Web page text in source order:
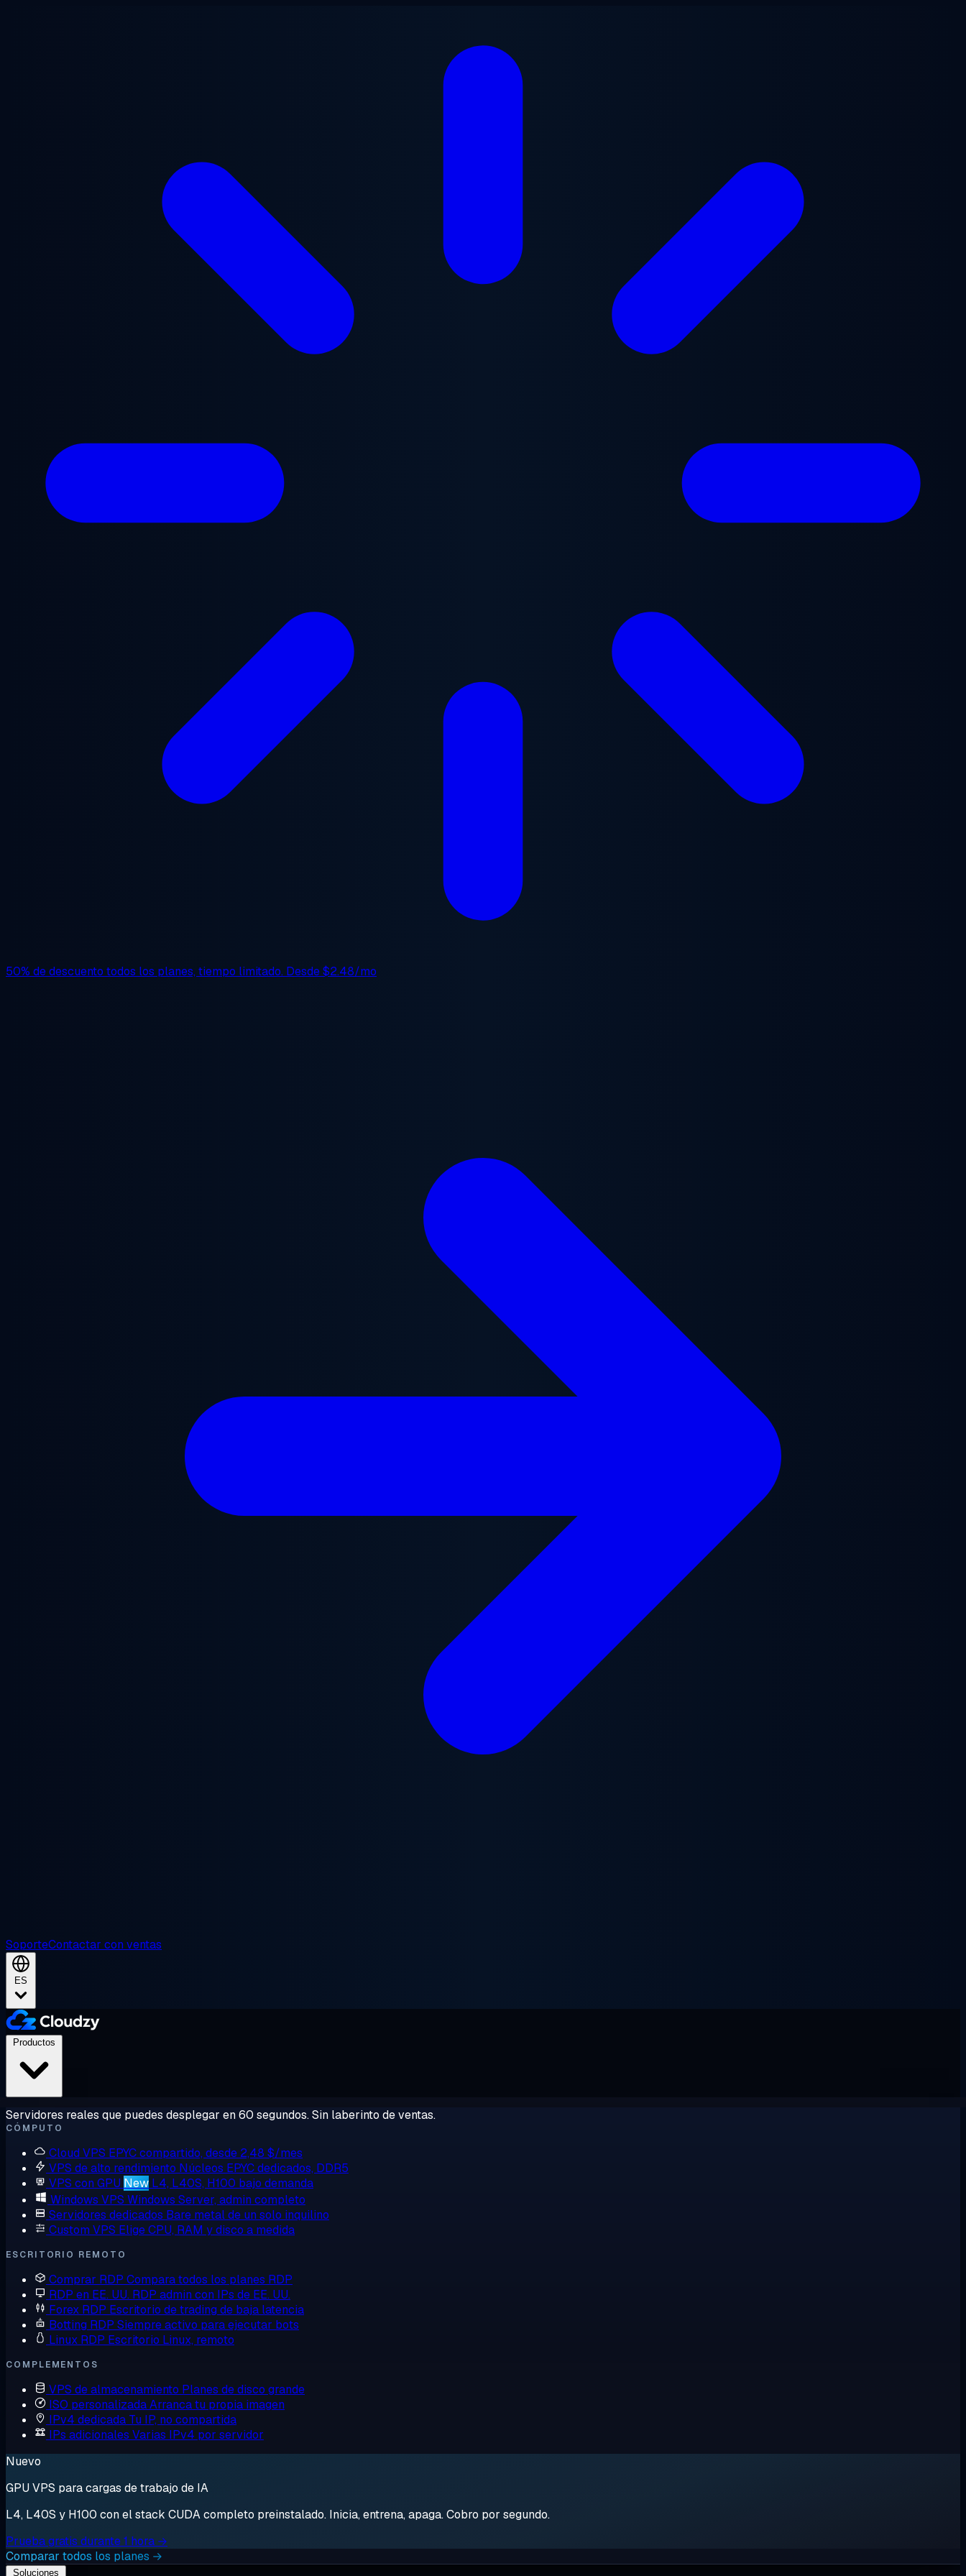
50% de descuento todos los planes, tiempo limitado. Desde$2.48/mo
SoporteContactar con ventas
ES
Servidores reales que puedes desplegar en 60 segundos. Sin laberinto de ventas.
CÓMPUTO
Cloud VPS EPYC compartido, desde 2,48 $/mes
VPS de alto rendimiento Núcleos EPYC dedicados, DDR5
VPS con GPU New L4, L40S, H100 bajo demanda
Windows VPS Windows Server, admin completo
Servidores dedicados Bare metal de un solo inquilino
Custom VPS Elige CPU, RAM y disco a medida
ESCRITORIO REMOTO
Comprar RDP Compara todos los planes RDP
RDP en EE. UU. RDP admin con IPs de EE. UU.
Forex RDP Escritorio de trading de baja latencia
Botting RDP Siempre activo para ejecutar bots
Linux RDP Escritorio Linux, remoto
COMPLEMENTOS
VPS de almacenamiento Planes de disco grande
ISO personalizadaArranca tu propia imagen
IPv4 dedicada Tu IP, no compartida
IPs adicionales Varias IPv4 por servidor
Nuevo
GPU VPS para cargas de trabajo de IA
L4, L40S y H100 con el stack CUDA completo preinstalado. Inicia, entrena, apaga. Cobro por segundo.
Prueba gratis durante 1 hora →
Comparar todos los planes →